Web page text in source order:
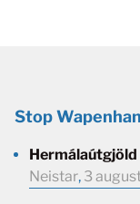
Stop
Hermálaútgjöld
Neistar, 3